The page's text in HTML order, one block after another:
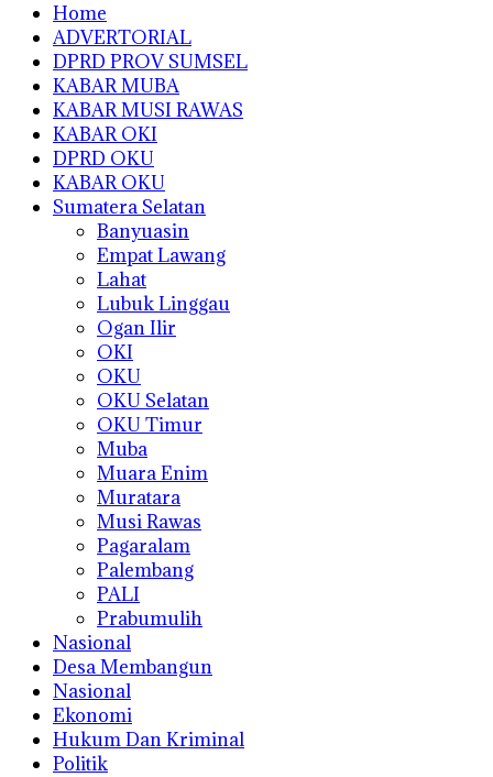
Home
ADVERTORIAL
DPRD PROV SUMSEL
KABAR MUBA
KABAR MUSI RAWAS
KABAR OKI
DPRD OKU
KABAR OKU
Sumatera Selatan
Banyuasin
Empat Lawang
Lahat
Lubuk Linggau
Ogan Ilir
OKI
OKU
OKU Selatan
OKU Timur
Muba
Muara Enim
Muratara
Musi Rawas
Pagaralam
Palembang
PALI
Prabumulih
Nasional
Desa Membangun
Nasional
Ekonomi
Hukum Dan Kriminal
Politik